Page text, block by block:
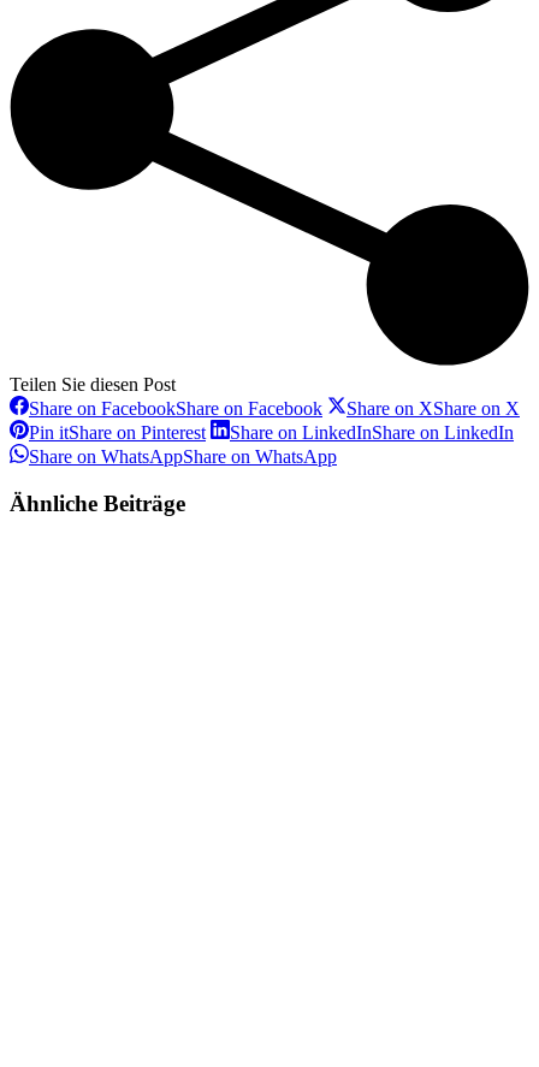
Teilen Sie diesen Post
Share on FacebookShare on Facebook Share on XShare on X
Pin itShare on Pinterest Share on LinkedInShare on LinkedIn
Share on WhatsAppShare on WhatsApp
Ähnliche Beiträge